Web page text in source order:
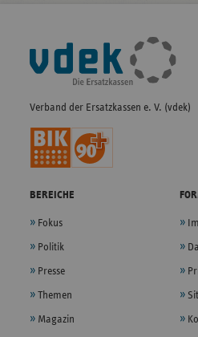
Fußleisten-
Navigation
Verband der Ersatzkassen e. V. (vdek)
BEREICHE
Fokus
Politik
Presse
Themen
Magazin